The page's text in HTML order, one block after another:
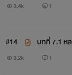
3.4k 1
#14 บทที่ 7.1 ห
3.2k 1